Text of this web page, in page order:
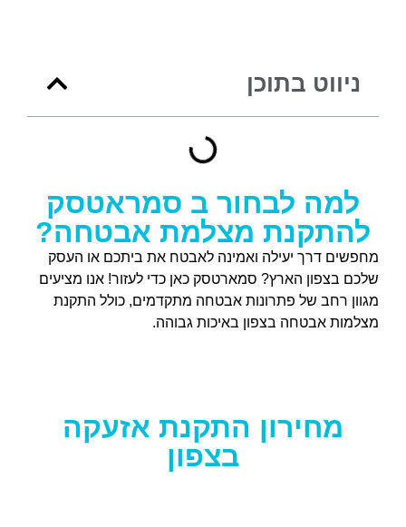
ניווט בתוכן
למה לבחור ב סמראטסק
להתקנת מצלמת אבטחה?
מחפשים דרך יעילה ואמינה לאבטח את ביתכם או העסק
שלכם בצפון הארץ? סמארטסק כאן כדי לעזור! אנו מציעים
מגוון רחב של פתרונות אבטחה מתקדמים, כולל התקנת
מצלמות אבטחה בצפון באיכות גבוהה.
מחירון התקנת אזעקה
בצפון